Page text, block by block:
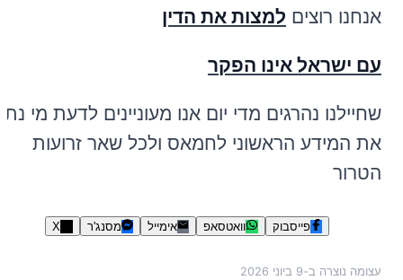
אנחנו רוצים למצות את הדין
עם ישראל אינו הפקר
שחיילנו נהרגים מדי יום אנו מעוניינים לדעת מי נתן
את המידע הראשוני לחמאס ולכל שאר זרועות
הטרור
פייסבוק וואטסאפ אימייל מסנג'ר X
עצומה נוצרה ב-9 ביוני 2026